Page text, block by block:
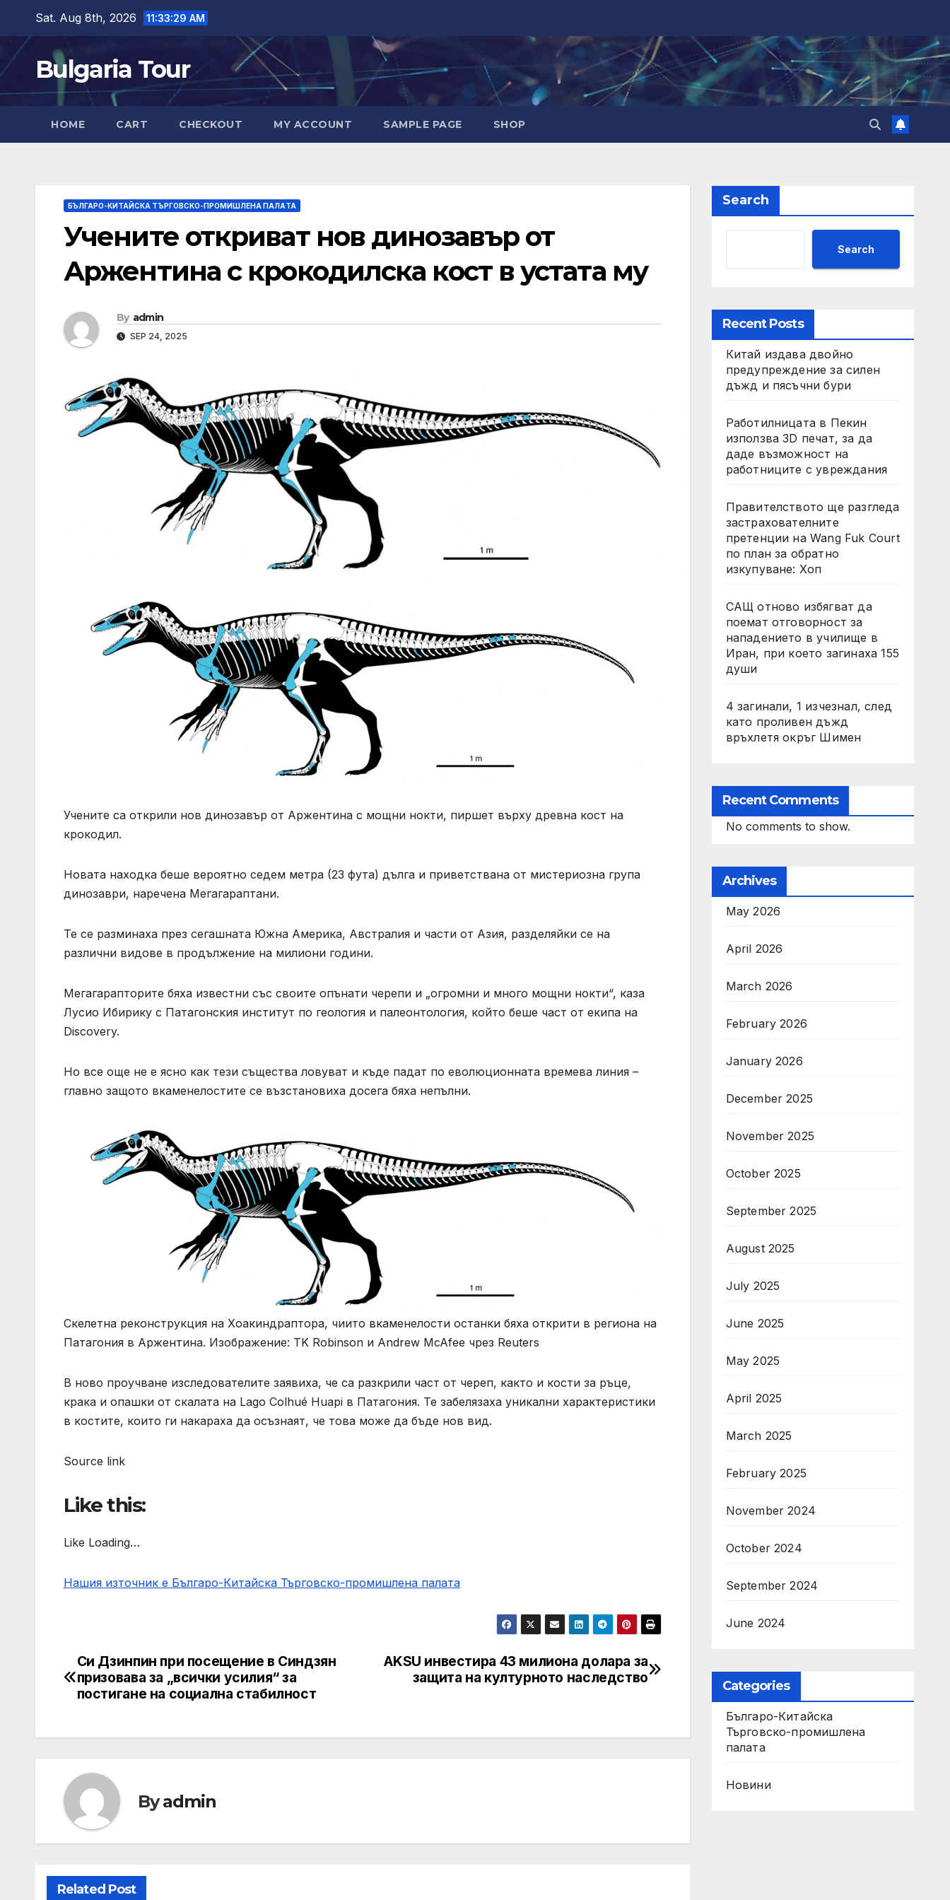
content
Sat. Aug 8th, 2026 11:33:30 AM
Bulgaria Tour
HOME CART CHECKOUT MY ACCOUNT SAMPLE PAGE SHOP
БЪЛГАРО-КИТАЙСКА ТЪРГОВСКО-ПРОМИШЛЕНА ПАЛAТА
Учените откриват нов динозавър от
Аржентина с крокодилска кост в устата му
By admin
SEP 24, 2025
Учените са открили нов динозавър от Аржентина с мощни нокти, пиршет върху древна кост на
крокодил.
Новата находка беше вероятно седем метра (23 фута) дълга и приветствана от мистериозна група
динозаври, наречена Мегагараптани.
Те се разминаха през сегашната Южна Америка, Австралия и части от Азия, разделяйки се на
различни видове в продължение на милиони години.
Мегагарапторите бяха известни със своите опънати черепи и „огромни и много мощни нокти“, каза
Лусио Ибирику с Патагонския институт по геология и палеонтология, който беше част от екипа на
Discovery.
Но все още не е ясно как тези същества ловуват и къде падат по еволюционната времева линия –
главно защото вкаменелостите се възстановиха досега бяха непълни.
Скелетна реконструкция на Хоакиндраптора, чиито вкаменелости останки бяха открити в региона на
Патагония в Аржентина. Изображение: TK Robinson и Andrew McAfee чрез Reuters
В ново проучване изследователите заявиха, че са разкрили част от череп, както и кости за ръце,
крака и опашки от скалата на Lago Colhué Huapi в Патагония. Те забелязаха уникални характеристики
в костите, които ги накараха да осъзнаят, че това може да бъде нов вид.
Source link
Like this:
Like Loading…
Нашия източник е Българо-Китайска Търговско-промишлена палaта
Post
navigation
AKSU инвестира 43 милиона долара за
защита на културното наследство
Си Дзинпин при посещение в Синдзян
призовава за „всички усилия“ за
постигане на социална стабилност
Byadmin
Related Post
Search
Search
Recent Posts
Китай издава двойно
предупреждение за силен
дъжд и пясъчни бури
Работилницата в Пекин
използва 3D печат, за да
даде възможност на
работниците с увреждания
Правителството ще разгледа
застрахователните
претенции на Wang Fuk Court
по план за обратно
изкупуване: Хоп
САЩ отново избягват да
поемат отговорност за
нападението в училище в
Иран, при което загинаха 155
души
4 загинали, 1 изчезнал, след
като проливен дъжд
връхлетя окръг Шимен
Recent Comments
No comments to show.
Archives
May 2026
April 2026
March 2026
February 2026
January 2026
December 2025
November 2025
October 2025
September 2025
August 2025
July 2025
June 2025
May 2025
April 2025
March 2025
February 2025
November 2024
October 2024
September 2024
June 2024
Categories
Българо-Китайска
Търговско-промишлена
палaта
Новини